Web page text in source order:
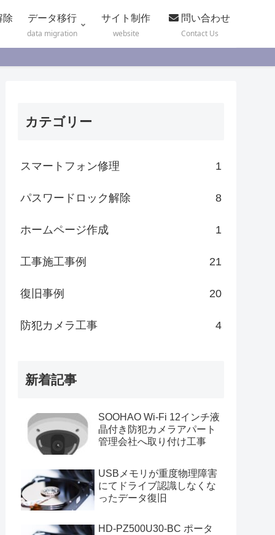
除
データ移行
data migration
サイト制作
website
問い合わせ
Contact Us
カテゴリー
スマートフォン修理 1
パスワードロック解除 8
ホームページ作成 1
工事施工事例 21
復旧事例 20
防犯カメラ工事 4
新着記事
SOOHAO Wi-Fi 12インチ液
晶付き防犯カメラアパート
管理会社へ取り付け工事
USBメモリが重度物理障害
にてドライブ認識しなくな
ったデータ復旧
HD-PZ500U30-BC ポータ